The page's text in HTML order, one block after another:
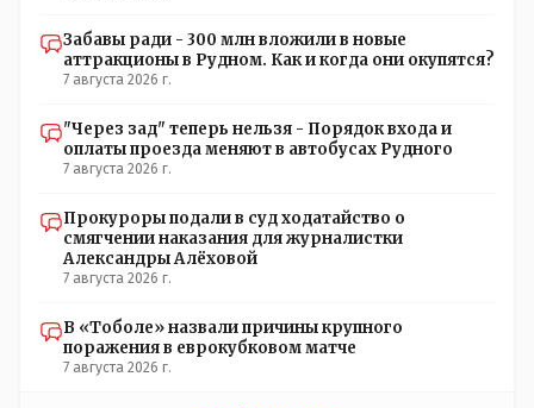
Забавы ради - 300 млн вложили в новые
аттракционы в Рудном. Как и когда они окупятся?
7 августа 2026 г.
"Через зад" теперь нельзя - Порядок входа и
оплаты проезда меняют в автобусах Рудного
7 августа 2026 г.
Прокуроры подали в суд ходатайство о
смягчении наказания для журналистки
Александры Алёховой
7 августа 2026 г.
В «Тоболе» назвали причины крупного
поражения в еврокубковом матче
7 августа 2026 г.